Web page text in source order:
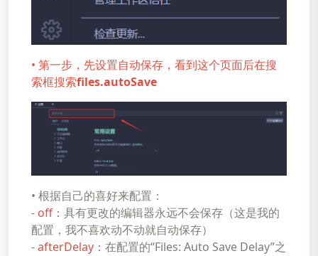
• 第一步，先设置自动保存，看到这个页面后在搜
索框搜索files.autoSave
• 根据自己的喜好来配置：
- off： 具有更改的编辑器永远不会保存（这是我的
配置，我不喜欢动不动就自动保存）
- afterDelay： 在配置的“Files: Auto Save Delay”之